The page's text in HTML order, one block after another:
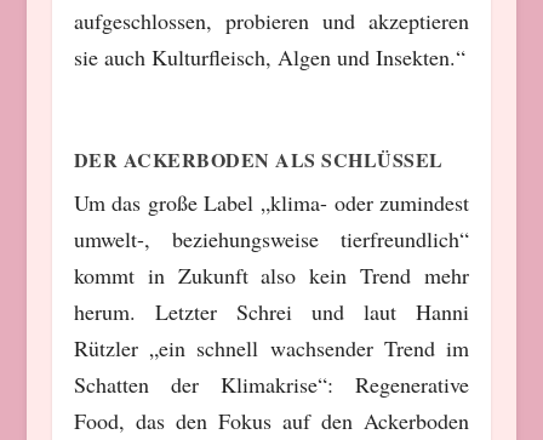
aufgeschlossen, probieren und akzeptieren
sie auch Kulturfleisch, Algen und Insekten.“
DER ACKERBODEN ALS SCHLÜSSEL
Um das große Label „klima- oder zumindest
umwelt-, beziehungsweise tierfreundlich“
kommt in Zukunft also kein Trend mehr
herum. Letzter Schrei und laut Hanni
Rützler „ein schnell wachsender Trend im
Schatten der Klimakrise“: Regenerative
Food, das den Fokus auf den Ackerboden